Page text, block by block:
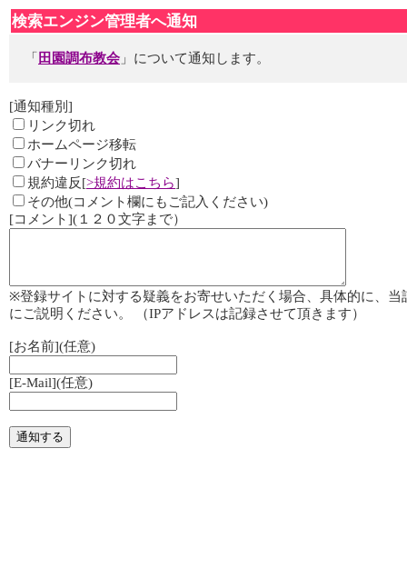
検索エンジン管理者へ通知
「 田園調布教会 」について通知します。
[通知種別]
リンク切れ
ホームページ移転
バナーリンク切れ
規約違反[>規約はこちら]
その他(コメント欄にもご記入ください)
[コメント](１２０文字まで）
※登録サイトに対する疑義をお寄せいただく場合、具体的に、
にご説明ください。 （IPアドレスは記録させて頂きます）
[お名前](任意)
[E-Mail](任意)